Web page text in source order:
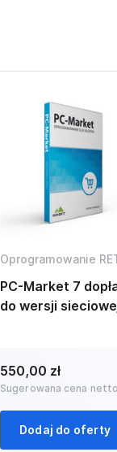
Oprogramowanie
PC-Market 7
do wersji
550,00 zł
Sugerowana cena
Dodaj do oferty